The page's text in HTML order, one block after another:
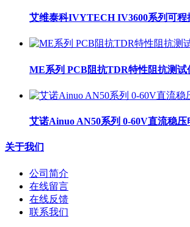
艾维泰科IVYTECH IV3600系列可程
ME系列 PCB阻抗TDR特性阻抗测试
艾诺Ainuo AN50系列 0-60V直流稳压
关于我们
公司简介
在线留言
在线反馈
联系我们